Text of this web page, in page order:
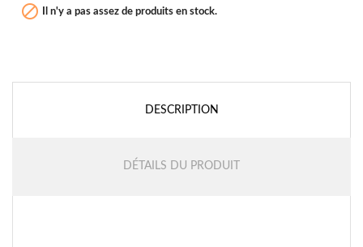
 Il n'y a pas assez de produits en stock.
DESCRIPTION
DÉTAILS DU PRODUIT